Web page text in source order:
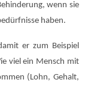
wenn sie
haben.
er zum Beispiel
viel ein Mensch mit
(Lohn, Gehalt,